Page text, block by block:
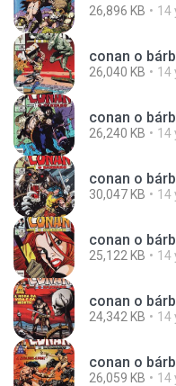
26,896 KB 14
conan o
26,040 KB 14
conan o
26,240 KB 14
conan o
30,047 KB 14
conan o
25,122 KB 14
conan o
24,342 KB 14
conan o
26,059 KB 14